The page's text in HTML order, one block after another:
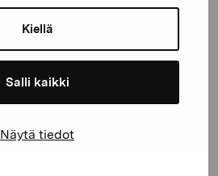
Kiellä
Salli kaikki
Näytä tiedot